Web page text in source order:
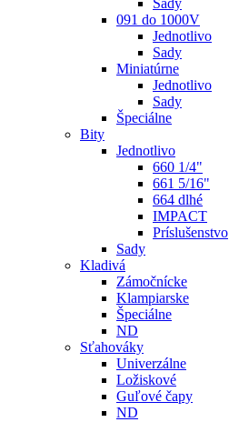
Sady
091 do 1000V
Jednotlivo
Sady
Miniatúrne
Jednotlivo
Sady
Špeciálne
Bity
Jednotlivo
660 1/4"
661 5/16"
664 dlhé
IMPACT
Príslušenstvo
Sady
Kladivá
Zámočnícke
Klampiarske
Špeciálne
ND
Sťahováky
Univerzálne
Ložiskové
Guľové čapy
ND